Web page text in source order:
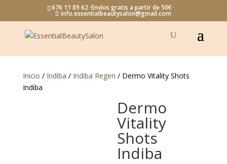
676 11 89 62 ·Envíos gratis a partir de 50€·
info.essentialbeautysalon@gmail.com
Inicio / Indiba / Indiba Regen / Dermo Vitality Shots
Indiba
Dermo
Vitality
Shots
Indiba